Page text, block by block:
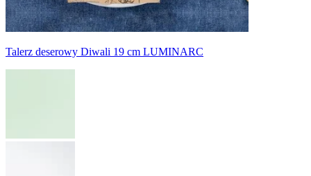
Talerz deserowy Diwali 19 cm LUMINARC